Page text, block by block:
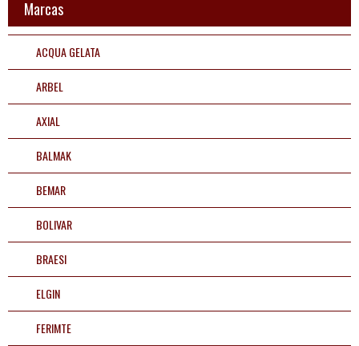
Marcas
ACQUA GELATA
ARBEL
AXIAL
BALMAK
BEMAR
BOLIVAR
BRAESI
ELGIN
FERIMTE